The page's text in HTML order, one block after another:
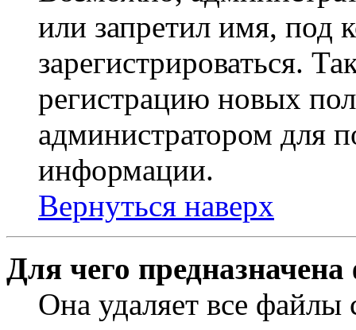
или запретил имя, под
зарегистрироваться.
регистрацию новых
администратором для
информации.
Вернуться наверх
Для чего
Она удаляет все файлы